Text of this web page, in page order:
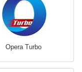
Opera Turbo